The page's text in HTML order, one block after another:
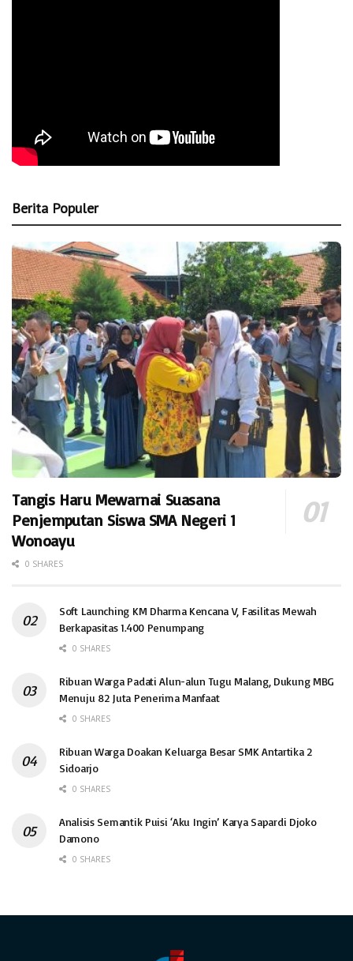
Berita Populer
Tangis Haru Mewarnai Suasana
Penjemputan Siswa SMA Negeri 1
Wonoayu
0 SHARES
Soft Launching KM Dharma Kencana V, Fasilitas Mewah
Berkapasitas 1.400 Penumpang
0 SHARES
Ribuan Warga Padati Alun-alun Tugu Malang, Dukung MBG
Menuju 82 Juta Penerima Manfaat
0 SHARES
Ribuan Warga Doakan Keluarga Besar SMK Antartika 2
Sidoarjo
0 SHARES
Analisis Semantik Puisi ‘Aku Ingin’ Karya Sapardi Djoko
Damono
0 SHARES